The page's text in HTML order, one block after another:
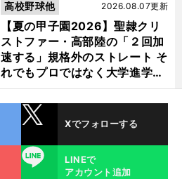
【夏の甲子園2026】聖隷クリ
ストファー・高部陸の「２回加
速する」規格外のストレート そ
れでもプロではなく大学進学を
選ぶ理由
2026.08.07更新
高校野球他
Xでフォローする
LINE
LINEで
アカウント追加